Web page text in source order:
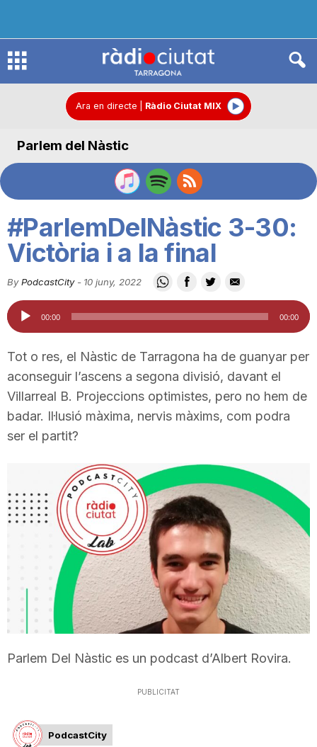
R
d
o
C
i
u
t
r
Ara en directe Ràdio Ciutat MIX
Parlem del Nàstic
#ParlemDelNàstic 3-30:
Victòria i a la final
By PodcastCity- 10 juny, 2022
Reproductor
d'àudio
00:00 00:00
Tot o res, el Nàstic de Tarragona ha de guanyar per
aconseguir l’ascens a segona divisió, davant el
Villarreal B. Projeccions optimistes, pero no hem de
badar. Il·lusió màxima, nervis màxims, com podra
ser el partit?
Parlem Del Nàstic es un podcast d’Albert Rovira.
PUBLICITAT
PodcastCity